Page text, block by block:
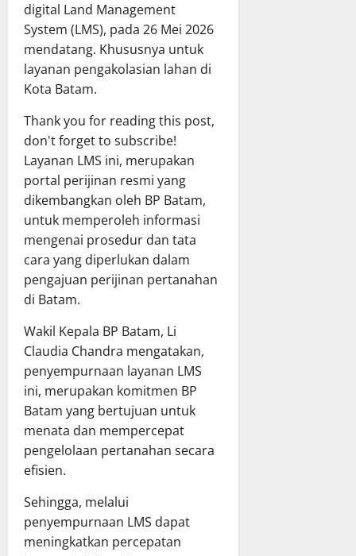
digital Land Management
System (LMS), pada 26 Mei 2026
mendatang. Khususnya untuk
layanan pengakolasian lahan di
Kota Batam.
Thank you for reading this post,
don't forget to subscribe!
Layanan LMS ini, merupakan
portal perijinan resmi yang
dikembangkan oleh BP Batam,
untuk memperoleh informasi
mengenai prosedur dan tata
cara yang diperlukan dalam
pengajuan perijinan pertanahan
di Batam.
Wakil Kepala BP Batam, Li
Claudia Chandra mengatakan,
penyempurnaan layanan LMS
ini, merupakan komitmen BP
Batam yang bertujuan untuk
menata dan mempercepat
pengelolaan pertanahan secara
efisien.
Sehingga, melalui
penyempurnaan LMS dapat
meningkatkan percepatan